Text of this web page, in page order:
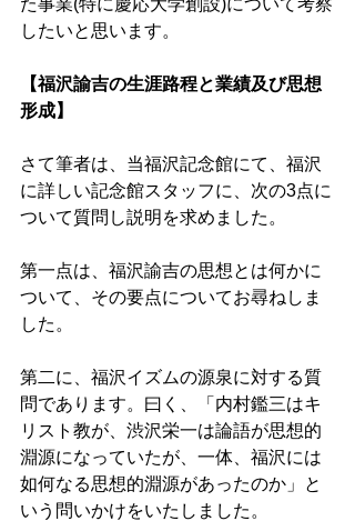
た事業(特に慶応大学創設)について考察
したいと思います。
【福沢諭吉の生涯路程と業績及び思想
形成】
さて筆者は、当福沢記念館にて、福沢
に詳しい記念館スタッフに、次の3点に
ついて質問し説明を求めました。
第一点は、福沢諭吉の思想とは何かに
ついて、その要点についてお尋ねしま
した。
第二に、福沢イズムの源泉に対する質
問であります。曰く、「内村鑑三はキ
リスト教が、渋沢栄一は論語が思想的
淵源になっていたが、一体、福沢には
如何なる思想的淵源があったのか」と
いう問いかけをいたしました。